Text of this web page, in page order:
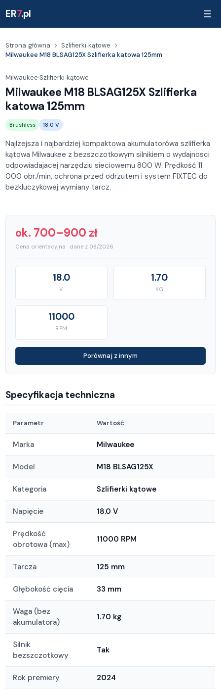
ER7.pl ☰
Strona główna
Szlifierki kątowe
Milwaukee M18 BLSAG125X Szlifierka katowa 125mm
Milwaukee·Szlifierki kątowe
Milwaukee M18 BLSAG125X Szlifierka
katowa 125mm
Brushless 18.0 V
Najlzejsza i najbardziej kompaktowa akumulatorówa szlifierka
kątowa Milwaukee z bezszczotkowym silnikiem o wydajnosci
odpowiadajacej narzędziu sieciowemu 800 W. Prędkość 11
000 obr./min, ochrona przed odrzutem i system FIXTEC do
bezkluczykowej wymiany tarcz.
ok. 700–900 zł
Cena orientacyjna · dane z 08/2026
18.0
V
1.70
KG
11000
RPM
Porównaj z innym
Specyfikacja techniczna
Parametr Wartość
Marka Milwaukee
Model M18 BLSAG125X
Kategoria Szlifierki kątowe
Napięcie 18.0 V
Prędkość
obrotowa (max)
11000 RPM
Tarcza 125 mm
Głębokość cięcia 33 mm
Waga (bez
akumulatora)
1.70 kg
Silnik
bezszczotkowy
Tak
Rok premiery 2024